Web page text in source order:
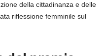
della cittadinanza e delle
riflessione femminile sul